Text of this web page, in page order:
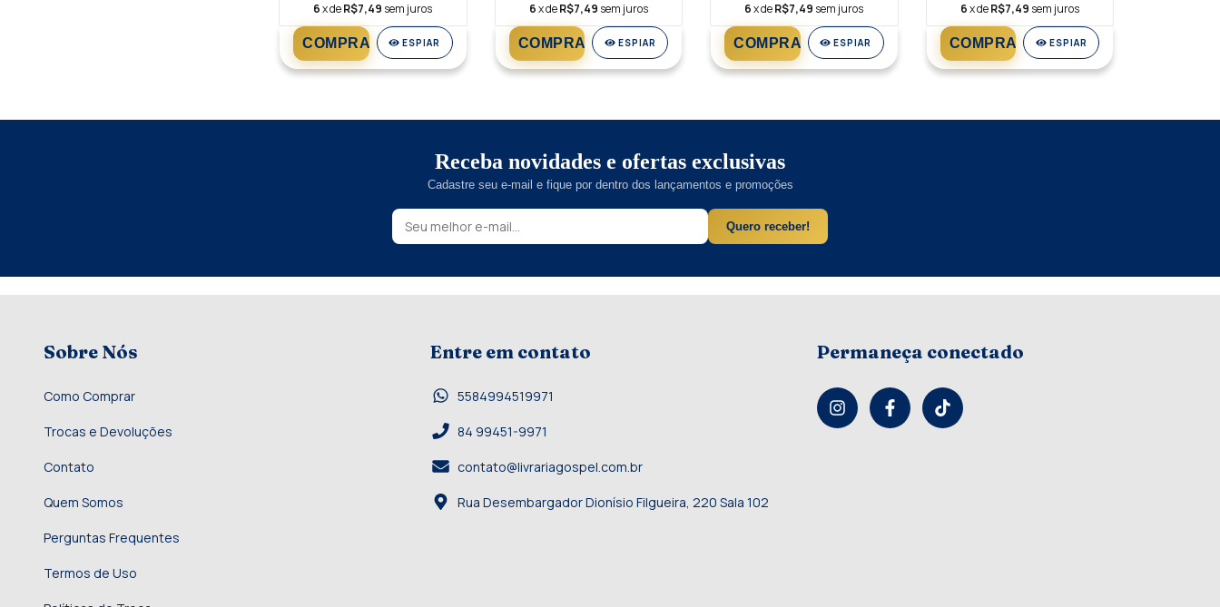
6x deR$7,49 sem juros
ESPIAR
6x deR$7,49 sem juros
ESPIAR
6x deR$7,49 sem juros
ESPIAR
6x deR$7,49 sem juros
ESPIAR
Receba novidades e ofertas exclusivas
Cadastre seu e-mail e fique por dentro dos lançamentos e promoções
Quero receber!
Sobre Nós
Como Comprar
Trocas e Devoluções
Contato
Quem Somos
Perguntas Frequentes
Termos de Uso
Entre em contato
5584994519971
84 99451-9971
contato@livrariagospel.com.br
Rua Desembargador Dionísio Filgueira, 220 Sala 102
Permaneça conectado